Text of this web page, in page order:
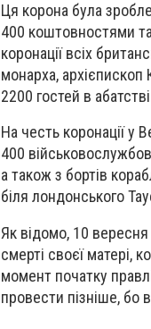
Ця корона була
400 коштовностями
коронації всіх
монарха,
2200 гостей в
На честь коронації у
400
а також з бортів
біля лондонського
Як відомо, 10 вересня
смерті своєї матері,
момент початку
провести пізніше, бо